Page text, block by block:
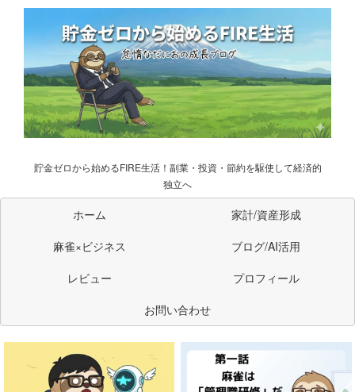
貯金ゼロから始めるFIRE生活！副業・投資・節約を駆使して経済的
独立へ
ホーム
家計/資産形成
麻雀×ビジネス
ブログ/AI活用
レビュー
プロフィール
お問い合わせ